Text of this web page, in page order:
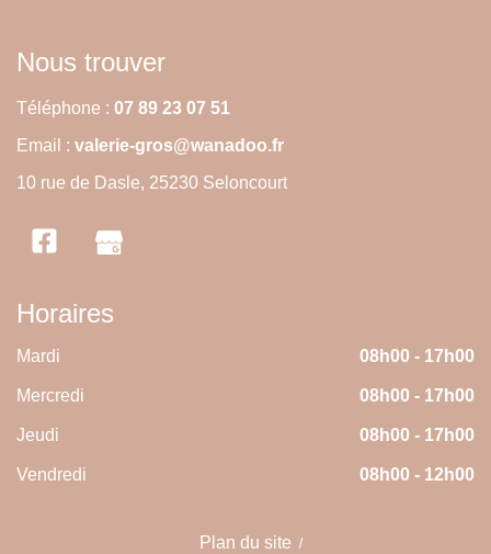
Nous trouver
Téléphone : 07 89 23 07 51
Email : valerie-gros@wanadoo.fr
10 rue de Dasle, 25230 Seloncourt
Horaires
Mardi 08h00 - 17h00
Mercredi 08h00 - 17h00
Jeudi 08h00 - 17h00
Vendredi 08h00 - 12h00
Plan du site